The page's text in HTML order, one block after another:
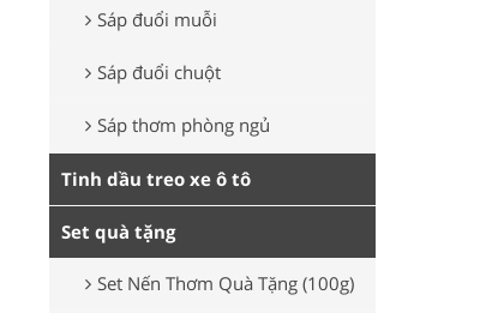
Sáp đuổi muỗi
Sáp đuổi chuột
Sáp thơm phòng ngủ
Tinh dầu treo xe ô tô
Set quà tặng
Set Nến Thơm Quà Tặng (100g)